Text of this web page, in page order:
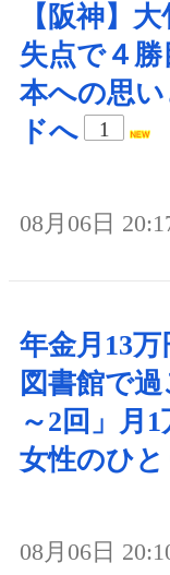
【阪神】
失点で４
本への思
ドへ
1
08月06日
年金月13
図書館で
～2回」月
女性のひ
08月06日